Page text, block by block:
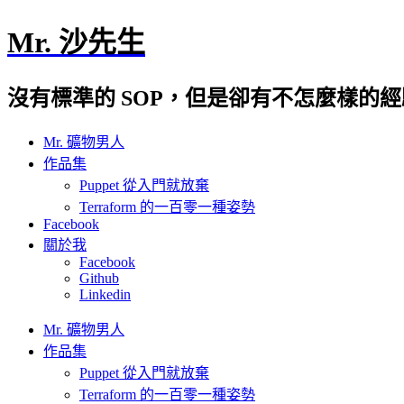
Mr. 沙先生
沒有標準的 SOP，但是卻有不怎麼樣的
Mr. 礦物男人
作品集
Puppet 從入門就放棄
Terraform 的一百零一種姿勢
Facebook
關於我
Facebook
Github
Linkedin
Mr. 礦物男人
作品集
Puppet 從入門就放棄
Terraform 的一百零一種姿勢